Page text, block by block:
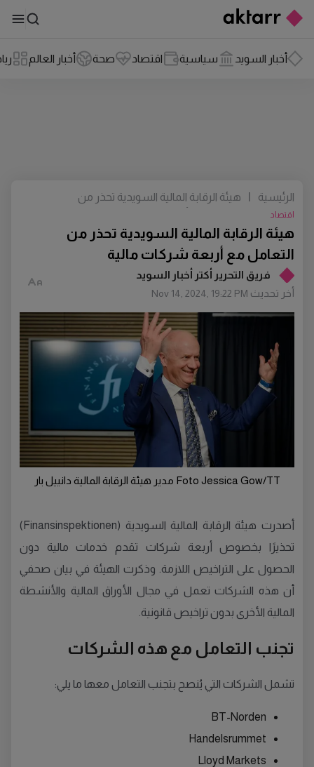
أخبار السويد سياسية اقتصاد صحة أخبار العالم
فريق التحرير أكتر أخبار السويد
أخر تحديث Nov 14, 2024, 19:22 PM
هيئة الرقابة المالية السويدية تحذر من
التعامل مع أربعة شركات مالية
اقتصاد
الرئيسية |
هيئة الرقابة المالية السويدية تحذر من
Foto Jessica Gow/TT مدير هيئة الرقابة المالية دانييل بار
أصدرت هيئة الرقابة المالية السويدية (Finansinspektionen)
تحذيرًا بخصوص أربعة شركات تقدم خدمات مالية دون
الحصول على التراخيص اللازمة. وذكرت الهيئة في بيان صحفي
أن هذه الشركات تعمل في مجال الأوراق المالية والأنشطة
المالية الأخرى بدون تراخيص قانونية.
تجنب التعامل مع هذه الشركات
تشمل الشركات التي يُنصح بتجنب التعامل معها ما يلي:
BT-Norden
Handelsrummet
Lloyd Markets